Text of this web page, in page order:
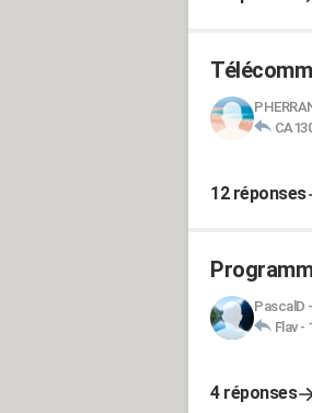
12 réponses
PascalD -
Flav-
4 réponses